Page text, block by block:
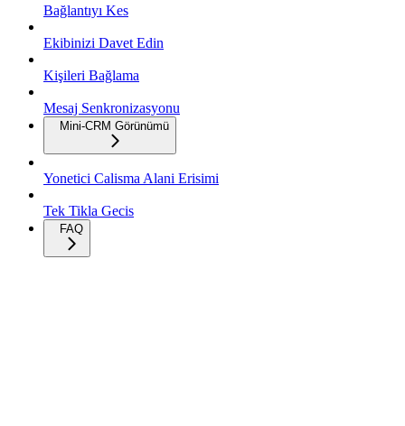
Bağlantıyı Kes
Ekibinizi Davet Edin
Kişileri Bağlama
Mesaj Senkronizasyonu
Mini-CRM Görünümü
Yonetici Calisma Alani Erisimi
Tek Tikla Gecis
FAQ